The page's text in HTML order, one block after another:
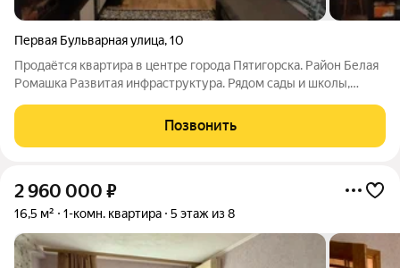
Первая Бульварная улица,10
Продаётся квартира в центре города Пятигорска. Район Белая
Ромашка Развитая инфраструктура. Рядом сады и школы,
безопасно и выгодно. ПОЛНОЕ ЮРИДИЧЕСКОЕ
СОПРОВОЖДЕНИЕ ОДОБРЕНИЕ ИПОТЕКИ МАТЕРИНСКИЙ
Позвонить
2 960 000 ₽
16,5 м² 1-комн. квартира 5 этаж из 8